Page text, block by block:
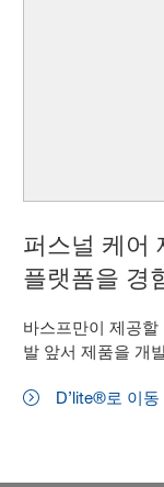
퍼스널 케어
플랫폼을 경
바스프만이 제공
발 앞서 제품을 개
D’lite®로 이동